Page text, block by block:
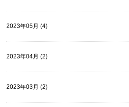
2023年05月 (4)
2023年04月 (2)
2023年03月 (2)